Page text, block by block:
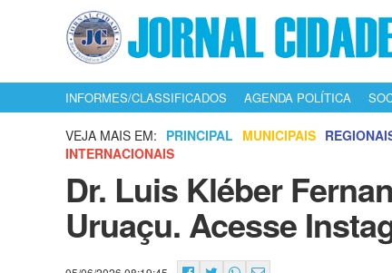
INFORMES/CLASSIFICADOS AGENDA POLÍTICA
VEJA MAIS EM: PRINCIPAL MUNICIPAIS
INTERNACIONAIS
Dr. Luis Kléber
Uruaçu. Acesse